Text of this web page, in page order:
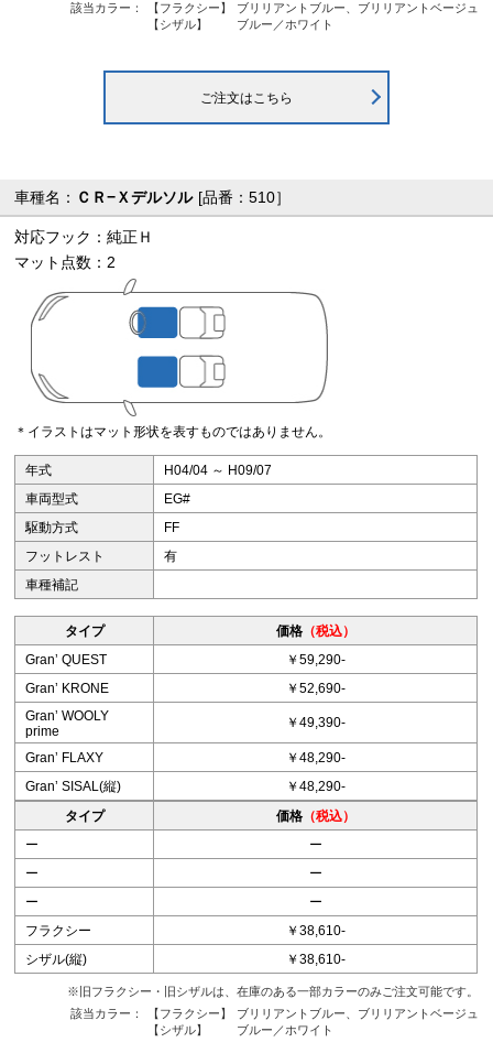
該当カラー：
【フラクシー】
ブリリアントブルー、ブリリアントベージュ
【シザル】
ブルー／ホワイト
ご注文はこちら
車種名： ＣＲ−Ｘデルソル [品番：510］
対応フック：純正Ｈ
マット点数：2
＊イラストはマット形状を表すものではありません。
年式
H04/04 ～ H09/07
車両型式
EG#
駆動方式
FF
フットレスト
有
車種補記
タイプ 価格（税込）
Granʼ QUEST
￥59,290-
Granʼ KRONE
￥52,690-
Granʼ WOOLY
prime
￥49,390-
Granʼ FLAXY
￥48,290-
Granʼ SISAL(縦)
￥48,290-
タイプ
価格（税込）
ー
ー
ー
ー
ー
ー
フラクシー
￥38,610-
シザル(縦)
￥38,610-
※旧フラクシー・旧シザルは、在庫のある一部カラーのみご注文可能です。
該当カラー：
【フラクシー】
ブリリアントブルー、ブリリアントベージュ
【シザル】
ブルー／ホワイト